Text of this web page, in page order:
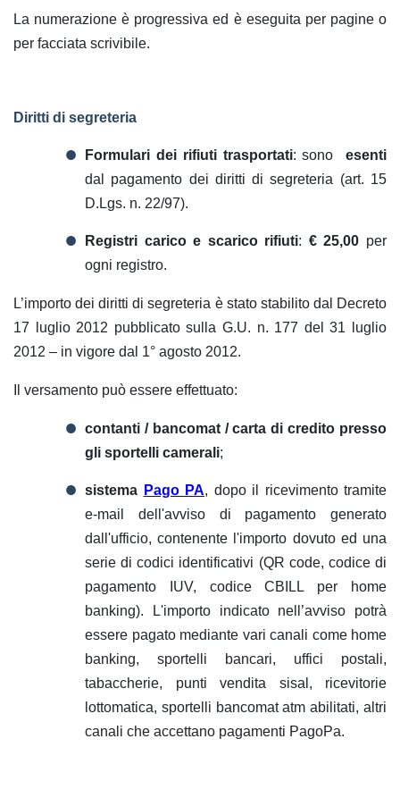
La numerazione è progressiva ed è eseguita per pagine o
per facciata scrivibile.
Diritti di segreteria
Formulari dei rifiuti trasportati: sono esenti
dal pagamento dei diritti di segreteria (art. 15
D.Lgs. n. 22/97).
Registri carico e scarico rifiuti: € 25,00 per
ogni registro.
L’importo dei diritti di segreteria è stato stabilito dal Decreto
17 luglio 2012 pubblicato sulla G.U. n. 177 del 31 luglio
2012 – in vigore dal 1° agosto 2012.
Il versamento può essere effettuato:
contanti / bancomat / carta di credito presso
gli sportelli camerali;
sistema Pago PA, dopo il ricevimento tramite
e-mail dell'avviso di pagamento generato
dall'ufficio, contenente l'importo dovuto ed una
serie di codici identificativi (QR code, codice di
pagamento IUV, codice CBILL per home
banking). L'importo indicato nell’avviso potrà
essere pagato mediante vari canali come home
banking, sportelli bancari, uffici postali,
tabaccherie, punti vendita sisal, ricevitorie
lottomatica, sportelli bancomat atm abilitati, altri
canali che accettano pagamenti PagoPa.